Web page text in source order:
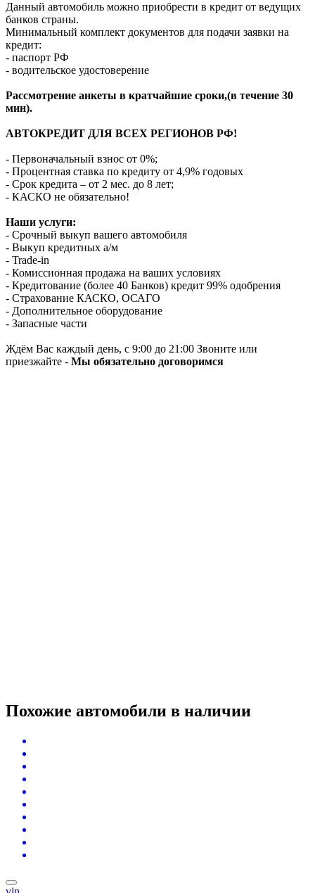
Данный автомобиль можно приобрести в кредит от ведущих
банков страны.
Минимальный комплект документов для подачи заявки на
кредит:
- паспорт РФ
- водительское удостоверение
Рассмотрение анкеты в кратчайшие сроки,(в течение 30
мин).
АВТОКРЕДИТ ДЛЯ ВСЕХ РЕГИОНОВ РФ!
- Первоначальный взнос от 0%;
- Процентная ставка по кредиту от 4,9% годовых
- Срок кредита – от 2 мес. до 8 лет;
- КАСКО не обязательно!
Наши услуги:
- Срочный выкуп вашего автомобиля
- Выкуп кредитных а/м
- Trade-in
- Комиссионная продажа на ваших условиях
- Кредитование (более 40 Банков) кредит 99% одобрения
- Страхование КАСКО, ОСАГО
- Дополнительное оборудование
- Запасные части
Ждём Вас каждый день, с 9:00 до 21:00 Звоните или
приезжайте - Мы обязательно договоримся
Похожие автомобили в наличии